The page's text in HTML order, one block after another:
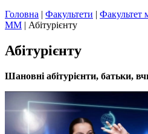
Головна | Факультети | Факультет
ММ | Абітурієнту
Абітурієнту
Шановні абітурієнти, батьки,